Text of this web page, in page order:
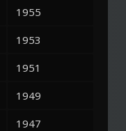
1955
1953
1951
1949
1947